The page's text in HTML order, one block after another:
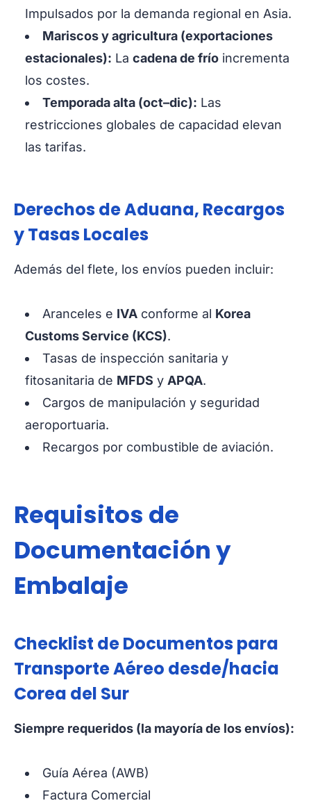
Impulsados por la demanda regional en Asia.
Mariscos y agricultura (exportaciones
estacionales): La cadena de frío incrementa
los costes.
Temporada alta (oct–dic): Las
restricciones globales de capacidad elevan
las tarifas.
Derechos de Aduana, Recargos
y Tasas Locales
Además del flete, los envíos pueden incluir:
Aranceles e IVA conforme al Korea
Customs Service (KCS).
Tasas de inspección sanitaria y
fitosanitaria de MFDS y APQA.
Cargos de manipulación y seguridad
aeroportuaria.
Recargos por combustible de aviación.
Requisitos de
Documentación y
Embalaje
Checklist de Documentos para
Transporte Aéreo desde/hacia
Corea del Sur
Siempre requeridos (la mayoría de los envíos):
Guía Aérea (AWB)
Factura Comercial